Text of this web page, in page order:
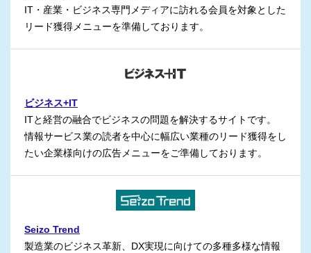
IT・産業・ビジネス専門メディアに訪れる会員を対象とした
リード獲得メニューを準備しております。
ビジネス+IT
ITと経営の融合でビジネスの問題を解決するサイトです。
情報サービス業の読者を中心に幅広い業種のリード獲得をし
たい企業様向けの広告メニューをご準備しております。
Seizo Trend
製造業のビジネス革新、DX実現に向けての多種多様な情報